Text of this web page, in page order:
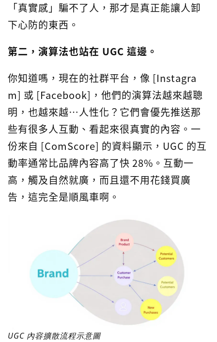
「真實感」騙不了人，那才是真正能讓人卸
下心防的東西。
第二，演算法也站在 UGC 這邊。
你知道嗎，現在的社群平台，像 [Instagra
m] 或 [Facebook]，他們的演算法越來越聰
明，也越來越…人性化？它們會優先推送那
些有很多人互動、看起來很真實的內容。一
份來自 [ComScore] 的資料顯示，UGC 的互
動率通常比品牌內容高了快 28%。互動一
高，觸及自然就廣，而且還不用花錢買廣
告，這完全是順風車啊。
UGC 內容擴散流程示意圖